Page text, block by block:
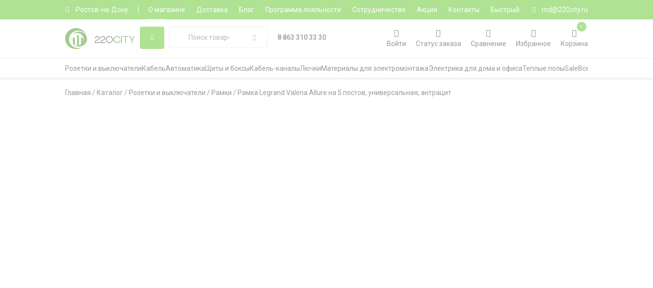
Ростов-на-Дону О магазине Доставка Блог Программа лояльности Сотрудничество Акции Контакты
Быстрый
заказ
rnd@220city.ru
8 863 310 33 30
Войти
Статус заказа Сравнение Избранное Корзина
0
Розетки и выключателиКабельАвтоматика Щиты и боксыКабель-каналыЛючкиМатериалы для электромонтажаЭлектрика для дома и офисаТеплые полыSaleВсе категории
Главная / Каталог / Розетки и выключатели / Рамки / Рамка Legrand Valena Allure на 5 постов, универсальная, антрацит